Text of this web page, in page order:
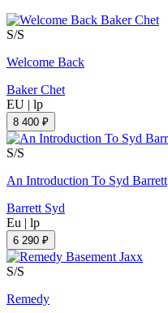
S/S
Welcome Back
Baker Chet
EU | lp
8 400 ₽
S/S
An Introduction To Syd Barrett
Barrett Syd
Eu | lp
6 290 ₽
S/S
Remedy